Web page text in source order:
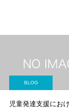
BLOG
児童発達支援にお